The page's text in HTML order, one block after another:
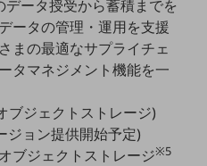
ータ授受から蓄積までを
ータの管理・運用を支援
まの最適なサプライチェ
タマネジメント機能を一
ブジェクトストレージ)
ジョン提供開始予定)
ブジェクトストレージ※5